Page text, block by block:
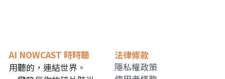
AI NOWCAST 時時聽
用聽的，連結世界。
法律條款
隱私權政策